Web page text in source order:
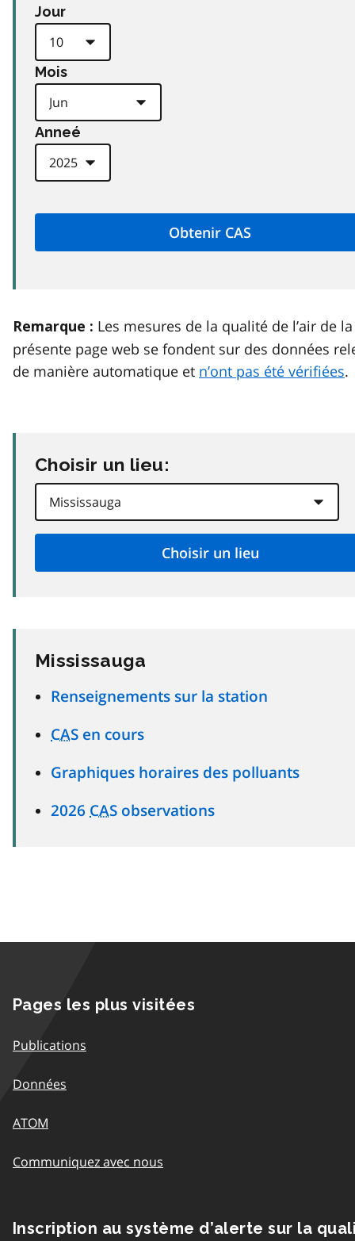
Jour
Mois
Anneé
Remarque : Les mesures de la qualité de l’air de la
présente page web se fondent sur des données
de manière automatique et n’ont pas été vérifiées.
Choisir un lieu:
Mississauga
Renseignements sur la station
CAS en cours
Graphiques horaires des polluants
2026 CAS observations
Pages les plus visitées
Publications
Données
ATOM
Communiquez avec nous
Inscription au système d’alerte sur la